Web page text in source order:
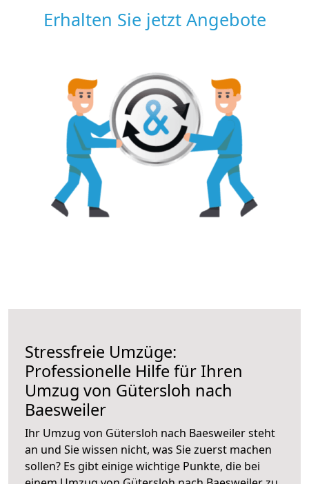
Erhalten Sie jetzt Angebote
Stressfreie Umzüge:
Professionelle Hilfe für Ihren
Umzug von Gütersloh nach
Baesweiler
Ihr Umzug von Gütersloh nach Baesweiler steht
an und Sie wissen nicht, was Sie zuerst machen
sollen? Es gibt einige wichtige Punkte, die bei